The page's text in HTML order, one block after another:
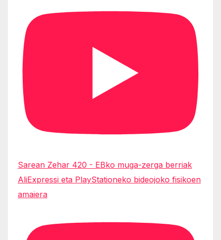
Sarean Zehar 420 - EBko muga-zerga berriak
AliExpressi eta PlayStationeko bideojoko fisikoen
amaiera